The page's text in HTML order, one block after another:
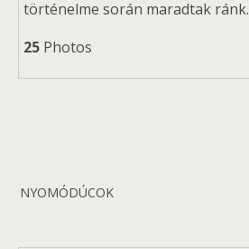
történelme során maradtak ránk.
25 Photos
NYOMÓDÚCOK